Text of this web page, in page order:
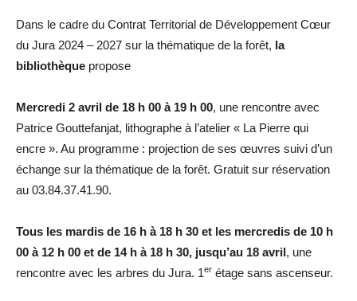
Dans le cadre du Contrat Territorial de Développement Cœur
du Jura 2024 – 2027 sur la thématique de la forêt, la
bibliothèque propose
Mercredi 2 avril de 18 h 00 à 19 h 00, une rencontre avec
Patrice Gouttefanjat, lithographe à l’atelier « La Pierre qui
encre ». Au programme : projection de ses œuvres suivi d’un
échange sur la thématique de la forêt. Gratuit sur réservation
au 03.84.37.41.90.
Tous les mardis de 16 h à 18 h 30 et les mercredis de 10 h
00 à 12 h 00 et de 14 h à 18 h 30, jusqu’au 18 avril, une
rencontre avec les arbres du Jura. 1er étage sans ascenseur.